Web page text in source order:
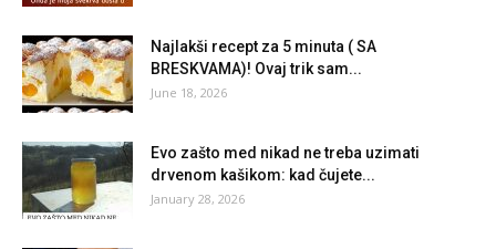
Najlakši recept za 5 minuta ( SA
BRESKVAMA)! Ovaj trik sam...
June 18, 2026
Evo zašto med nikad ne treba uzimati
drvenom kašikom: kad čujete...
January 28, 2026